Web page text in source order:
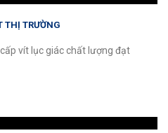
THỊ TRƯỜNG
vít lục giác chất lượng đạt